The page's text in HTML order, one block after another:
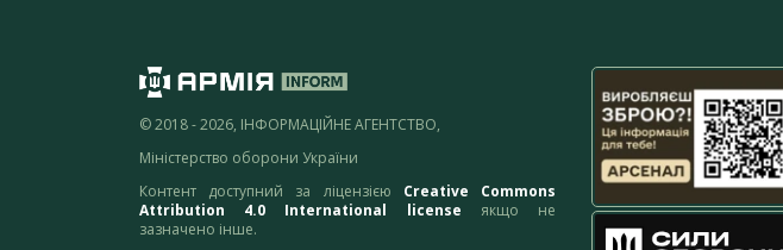
© 2018 - 2026, ІНФОРМАЦІЙНЕ АГЕНТСТВО,
Міністерство оборони України
Контент доступний за ліцензією Creative Commons
Attribution 4.0 International license якщо не
зазначено інше.